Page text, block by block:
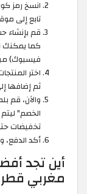
انسخ رمز
تابع إلى
قم بإنشاء
كما يمكنك
فيسبوك)
اختر
ثم إضافها
والآن، قم
تخفيضات حتى 50% على مشترياتك
أكد الدفع،
أين تجد
مغربي قطر